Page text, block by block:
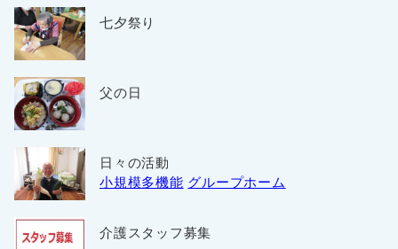
七夕祭り
父の日
日々の活動
小規模多機能 グループホーム
介護スタッフ募集